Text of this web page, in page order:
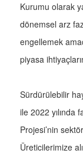
Kurumu olarak
dönemsel arz
engellemek
piyasa
Sürdürülebilir
ile 2022 yılında
Projesi’nin
Üreticilerimize